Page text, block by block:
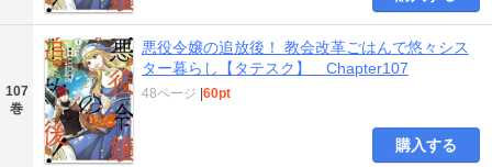
107
巻
悪役令嬢の追放後！ 教会改革ごはんで悠々シス
ター暮らし【タテスク】 Chapter107
48ページ 60pt
購入する